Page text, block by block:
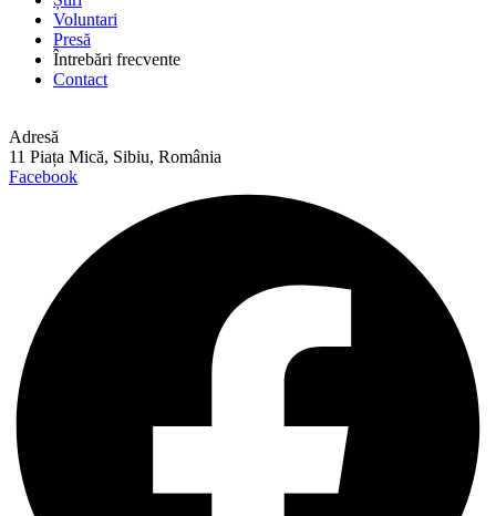
Voluntari
Presă
Întrebări frecvente
Contact
Adresă
11 Piața Mică, Sibiu, România
Facebook